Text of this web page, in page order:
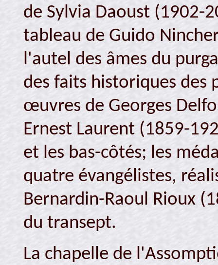
de Sylvia Daoust (1902-
tableau de Guido
l'autel des âmes du
des faits historiques des
œuvres de Georges
Ernest Laurent (1859-
et les bas-côtés; les
quatre évangélistes,
Bernardin-Raoul Rioux
du transept.
La chapelle de